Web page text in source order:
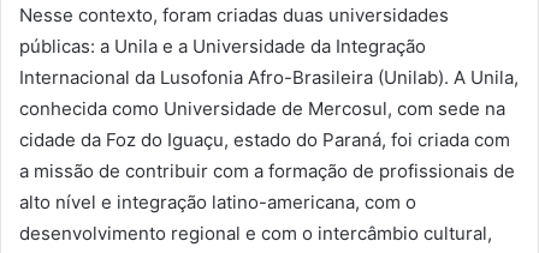
Nesse contexto, foram criadas duas universidades
públicas: a Unila e a Universidade da Integração
Internacional da Lusofonia Afro-Brasileira (Unilab). A Unila,
conhecida como Universidade de Mercosul, com sede na
cidade da Foz do Iguaçu, estado do Paraná, foi criada com
a missão de contribuir com a formação de profissionais de
alto nível e integração latino-americana, com o
desenvolvimento regional e com o intercâmbio cultural,